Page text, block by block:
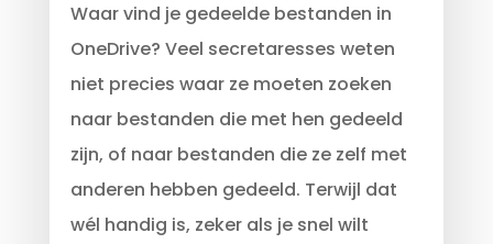
Waar vind je gedeelde bestanden in
OneDrive? Veel secretaresses weten
niet precies waar ze moeten zoeken
naar bestanden die met hen gedeeld
zijn, of naar bestanden die ze zelf met
anderen hebben gedeeld. Terwijl dat
wél handig is, zeker als je snel wilt